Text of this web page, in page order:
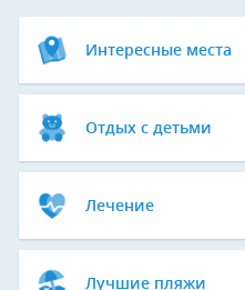
Интересные места
Отдых с детьми
Лечение
Лучшие пляжи